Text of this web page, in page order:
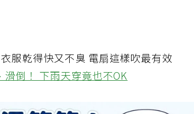
服乾得快又不臭 電扇這樣吹最有效
倒！ 下雨天穿竟也不OK